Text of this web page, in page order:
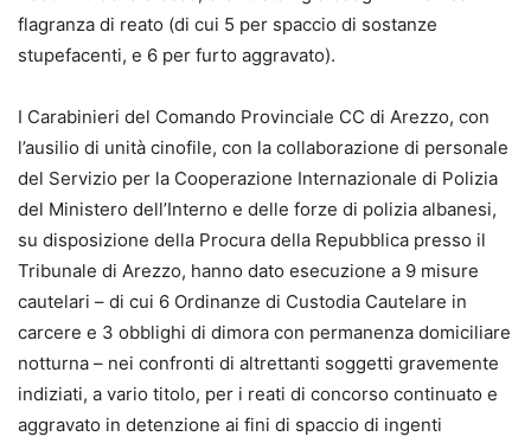
flagranza di reato (di cui 5 per spaccio di sostanze
stupefacenti, e 6 per furto aggravato).
I Carabinieri del Comando Provinciale CC di Arezzo, con
l’ausilio di unità cinofile, con la collaborazione di personale
del Servizio per la Cooperazione Internazionale di Polizia
del Ministero dell’Interno e delle forze di polizia albanesi,
su disposizione della Procura della Repubblica presso il
Tribunale di Arezzo, hanno dato esecuzione a 9 misure
cautelari – di cui 6 Ordinanze di Custodia Cautelare in
carcere e 3 obblighi di dimora con permanenza domiciliare
notturna – nei confronti di altrettanti soggetti gravemente
indiziati, a vario titolo, per i reati di concorso continuato e
aggravato in detenzione ai fini di spaccio di ingenti